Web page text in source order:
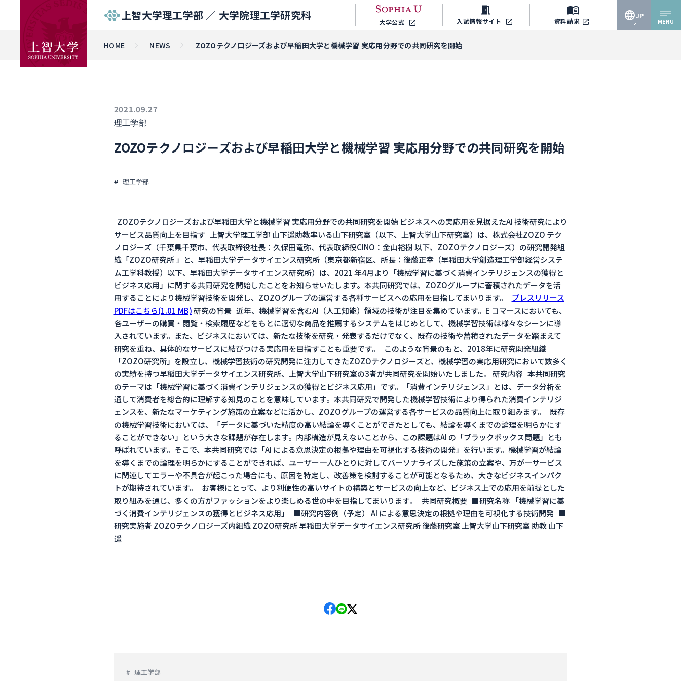
上智大学理工学部 ／ 大学院理工学研究科 大学公式 入試情報サイト 資料請求
JP
MENU
HOME NEWS ZOZOテクノロジーズおよび早稲田大学と機械学習 実応用分野での共同研究を開始
2021.09.27
理工学部
ZOZOテクノロジーズおよび早稲田大学と機械学習 実応用分野での共同研究を開始
理工学部
ZOZOテクノロジーズおよび早稲田大学と機械学習 実応用分野での共同研究を開始 ビジネスへの実応用を見据えたAI 技術研究により
サービス品質向上を目指す 上智大学理工学部 山下遥助教率いる山下研究室（以下、上智大学山下研究室）は、株式会社ZOZO テク
ノロジーズ（千葉県千葉市、代表取締役社長：久保田竜弥、代表取締役CINO：金山裕樹 以下、ZOZOテクノロジーズ）の研究開発組
織「ZOZO研究所 」と、早稲田大学データサイエンス研究所（東京都新宿区、所長：後藤正幸（早稲田大学創造理工学部経営システ
ム工学科教授）以下、早稲田大学データサイエンス研究所）は、2021 年4月より「機械学習に基づく消費インテリジェンスの獲得と
ビジネス応用」に関する共同研究を開始したことをお知らせいたします。本共同研究では、ZOZOグループに蓄積されたデータを活
用することにより機械学習技術を開発し、ZOZOグループの運営する各種サービスへの応用を目指してまいります。 プレスリリース
PDFはこちら(1.01 MB)研究の背景 近年、機械学習を含むAI（人工知能）領域の技術が注目を集めています。E コマースにおいても、
各ユーザーの購買・閲覧・検索履歴などをもとに適切な商品を推薦するシステムをはじめとして、機械学習技術は様々なシーンに導
入されています。また、ビジネスにおいては、新たな技術を研究・発表するだけでなく、既存の技術や蓄積されたデータを踏まえて
研究を重ね、具体的なサービスに結びつける実応用を目指すことも重要です。 このような背景のもと、2018年に研究開発組織
「ZOZO研究所」を設立し、機械学習技術の研究開発に注力してきたZOZOテクノロジーズと、機械学習の実応用研究において数多く
の実績を持つ早稲田大学データサイエンス研究所、上智大学山下研究室の3者が共同研究を開始いたしました。 研究内容 本共同研究
のテーマは「機械学習に基づく消費インテリジェンスの獲得とビジネス応用」です。「消費インテリジェンス」とは、データ分析を
通して消費者を総合的に理解する知見のことを意味しています。本共同研究で開発した機械学習技術により得られた消費インテリジ
ェンスを、新たなマーケティング施策の立案などに活かし、ZOZOグループの運営する各サービスの品質向上に取り組みます。 既存
の機械学習技術においては、「データに基づいた精度の高い結論を導くことができたとしても、結論を導くまでの論理を明らかにす
ることができない」という大きな課題が存在します。内部構造が見えないことから、この課題はAI の「ブラックボックス問題」とも
呼ばれています。そこで、本共同研究では「AI による意思決定の根拠や理由を可視化する技術の開発」を行います。機械学習が結論
を導くまでの論理を明らかにすることができれば、ユーザー一人ひとりに対してパーソナライズした施策の立案や、万が一サービス
に関連してエラーや不具合が起こった場合にも、原因を特定し、改善策を検討することが可能となるため、大きなビジネスインパク
トが期待されています。 お客様にとって、より利便性の高いサイトの構築とサービスの向上など、ビジネス上での応用を前提とした
取り組みを通じ、多くの方がファッションをより楽しめる世の中を目指してまいります。 共同研究概要 ■研究名称 「機械学習に基
づく消費インテリジェンスの獲得とビジネス応用」 ■研究内容例（予定） AI による意思決定の根拠や理由を可視化する技術開発 ■
研究実施者 ZOZOテクノロジーズ内組織 ZOZO研究所 早稲田大学データサイエンス研究所 後藤研究室 上智大学山下研究室 助教 山下
遥
理工学部